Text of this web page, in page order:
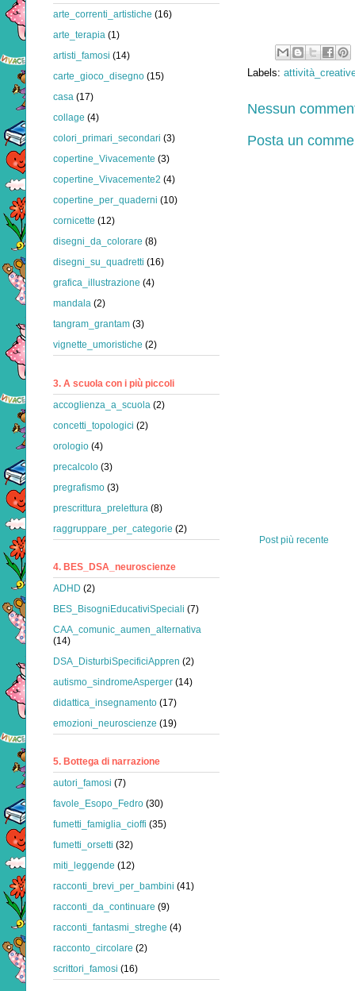
Labels:
Nessun
Posta un
Post più recente
arte_correnti_artistiche (16)
arte_terapia (1)
artisti_famosi (14)
carte_gioco_disegno (15)
casa (17)
collage (4)
colori_primari_secondari (3)
copertine_Vivacemente (3)
copertine_Vivacemente2 (4)
copertine_per_quaderni (10)
cornicette (12)
disegni_da_colorare (8)
disegni_su_quadretti (16)
grafica_illustrazione (4)
mandala (2)
tangram_grantam (3)
vignette_umoristiche (2)
3. A scuola con i più piccoli
accoglienza_a_scuola (2)
concetti_topologici (2)
orologio (4)
precalcolo (3)
pregrafismo (3)
prescrittura_prelettura (8)
raggruppare_per_categorie (2)
4. BES_DSA_neuroscienze
ADHD (2)
BES_BisogniEducativiSpeciali (7)
CAA_comunic_aumen_alternativa
(14)
DSA_DisturbiSpecificiAppren (2)
autismo_sindromeAsperger (14)
didattica_insegnamento (17)
emozioni_neuroscienze (19)
5. Bottega di narrazione
autori_famosi (7)
favole_Esopo_Fedro (30)
fumetti_famiglia_cioffi (35)
fumetti_orsetti (32)
miti_leggende (12)
racconti_brevi_per_bambini (41)
racconti_da_continuare (9)
racconti_fantasmi_streghe (4)
racconto_circolare (2)
scrittori_famosi (16)